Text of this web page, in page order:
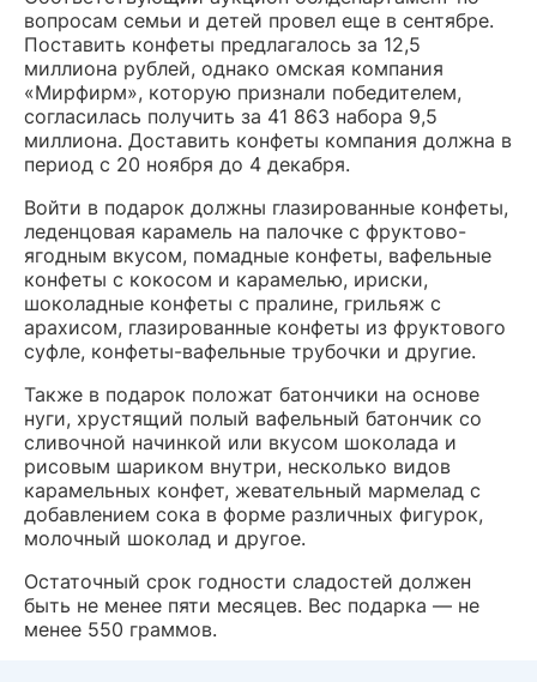
вопросам семьи и детей провел еще в сентябре.
Поставить конфеты предлагалось за 12,5
миллиона рублей, однако омская компания
«Мирфирм», которую признали победителем,
согласилась получить за 41 863 набора 9,5
миллиона. Доставить конфеты компания должна в
период с 20 ноября до 4 декабря.
Войти в подарок должны глазированные конфеты,
леденцовая карамель на палочке с фруктово-
ягодным вкусом, помадные конфеты, вафельные
конфеты с кокосом и карамелью, ириски,
шоколадные конфеты с пралине, грильяж с
арахисом, глазированные конфеты из фруктового
суфле, конфеты-вафельные трубочки и другие.
Также в подарок положат батончики на основе
нуги, хрустящий полый вафельный батончик со
сливочной начинкой или вкусом шоколада и
рисовым шариком внутри, несколько видов
карамельных конфет, жевательный мармелад с
добавлением сока в форме различных фигурок,
молочный шоколад и другое.
Остаточный срок годности сладостей должен
быть не менее пяти месяцев. Вес подарка — не
менее 550 граммов.